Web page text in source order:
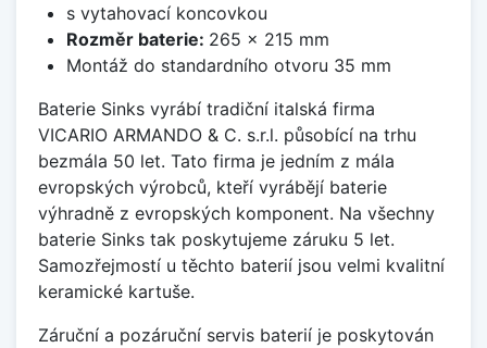
s vytahovací koncovkou
Rozměr baterie: 265 x 215 mm
Montáž do standardního otvoru 35 mm
Baterie Sinks vyrábí tradiční italská firma
VICARIO ARMANDO & C. s.r.l. působící na trhu
bezmála 50 let. Tato firma je jedním z mála
evropských výrobců, kteří vyrábějí baterie
výhradně z evropských komponent. Na všechny
baterie Sinks tak poskytujeme záruku 5 let.
Samozřejmostí u těchto baterií jsou velmi kvalitní
keramické kartuše.
Záruční a pozáruční servis baterií je poskytován